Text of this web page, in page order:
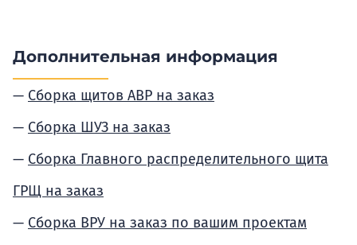
Дополнительная информация
Сборка щитов АВР на заказ
Сборка ШУЗ на заказ
Сборка Главного распределительного щита
ГРЩ на заказ
Сборка ВРУ на заказ по вашим проектам